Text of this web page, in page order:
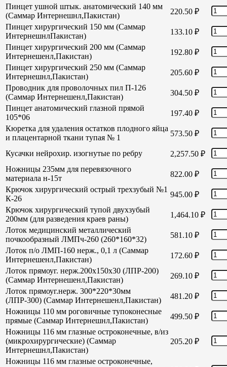
Пинцет ушной штык. анатомический 140 мм
(Саммар Интернешнл,Пакистан)
220.50 ₽
Пинцет хирургический 150 мм (Саммар
ИнтернешнлПакистан)
133.10 ₽
Пинцет хирургический 200 мм (Саммар
Интернешенл,Пакистан)
192.80 ₽
Пинцет хирургический 250 мм (Саммар
Интернешнл,Пакистан)
205.60 ₽
Проводник для проволочных пил П-126
(Саммар Интернешенл,Пакистан)
304.50 ₽
Пинцет анатомический глазной прямой
105*06
197.40 ₽
Кюретка для удаления остатков плодного яйца
и плацентарной ткани тупая № 1
573.50 ₽
Кусачки нейрохир. изогнутые по ребру 2,257.50 ₽
Ножницы 235мм для перевязочного
материала н-15т
822.00 ₽
Крючок хирургический острый трехзубый №1
К-26
945.00 ₽
Крючок хирургический тупой двухзубый
200мм (для разведения краев раны)
1,464.10 ₽
Лоток медицинский металлический
почкообразный ЛМПч-260 (260*160*32)
581.10 ₽
Лоток п/о ЛМП-160 нерж., 0,1 л (Саммар
Интернешенл,Пакистан)
172.60 ₽
Лоток прямоуг. нерж.200х150х30 (ЛПР-200)
(Саммар Интернешенл,Пакистан)
269.10 ₽
Лоток прямоуг.нерж. 300*220*30мм
(ЛПР-300) (Саммар Интернешенл,Пакистан)
481.20 ₽
Ножницы 110 мм роговичные тупоконесные
прямые (Саммар Интернешнл,Пакистан)
499.50 ₽
Ножницы 116 мм глазные остроконечные, в/из
(микрохирургические) (Саммар
Интернешнл,Пакистан)
205.20 ₽
Ножницы 116 мм глазные остроконечные,